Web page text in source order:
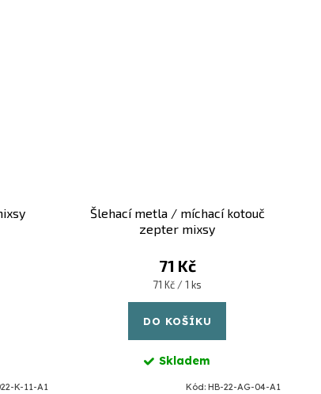
K-11-A1
Šlehací metla / míchací kotouč
zepter mixsy
71 Kč
Měrná
cena:
71 Kč / 1 ks
DO KOŠÍKU
Skladem
Kód:HB-22-AG-04-A1